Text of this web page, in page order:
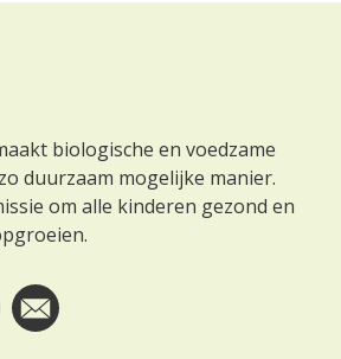
biologische en voedzame
duurzaam mogelijke manier.
om alle kinderen gezond en